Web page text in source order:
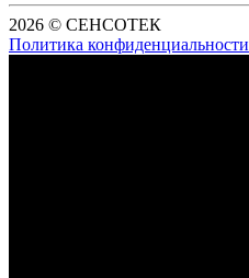
2026 © СЕНСОТЕК
Политика конфиденциальности